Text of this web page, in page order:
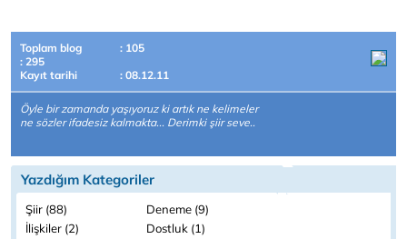
Toplam blog
: 105
: 295
Kayıt tarihi
: 08.12.11
Öyle bir zamanda yaşıyoruz ki artık ne kelimeler
ne sözler ifadesiz kalmakta... Derimki şiir seve..
Yazdığım Kategoriler
Şiir (88)
Deneme (9)
İlişkiler (2)
Dostluk (1)